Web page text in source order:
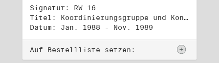
Signatur: RW 16
Titel: Koordinierungsgruppe und Kontakttelefongruppe
Datum: Jan. 1988 - Nov. 1989
Auf Bestellliste setzen: